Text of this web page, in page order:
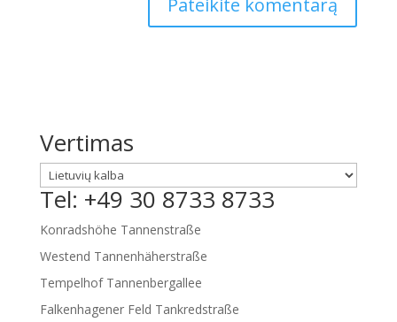
Vertimas
Tel: +49 30 8733 8733
Konradshöhe Tannenstraße
Westend Tannenhäherstraße
Tempelhof Tannenbergallee
Falkenhagener Feld Tankredstraße